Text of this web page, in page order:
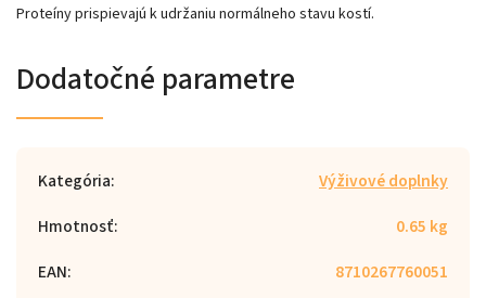
Proteíny prispievajú k udržaniu normálneho stavu kostí.
Dodatočné parametre
Kategória:
Výživové doplnky
Hmotnosť:
0.65 kg
EAN: 8710267760051